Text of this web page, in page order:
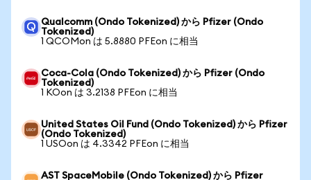
Qualcomm (Ondo Tokenized) から Pfizer (Ondo
Tokenized)
1 QCOMon は 5.8880 PFEon に相当
Coca-Cola (Ondo Tokenized) から Pfizer (Ondo
Tokenized)
1 KOon は 3.2138 PFEon に相当
United States Oil Fund (Ondo Tokenized) から Pfizer
(Ondo Tokenized)
1 USOon は 4.3342 PFEon に相当
AST SpaceMobile (Ondo Tokenized) から Pfizer